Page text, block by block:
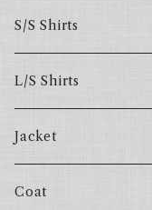
S/S Shirts
L/S Shirts
Jacket
Coat